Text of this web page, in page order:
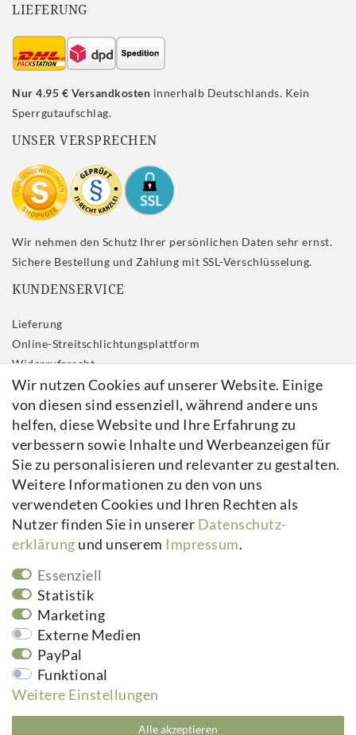
LIEFERUNG
Nur 4.95 € Versandkosten innerhalb Deutschlands. Kein
Sperrgutaufschlag.
UNSER VERSPRECHEN
Wir nehmen den Schutz Ihrer persönlichen Daten sehr ernst.
Sichere Bestellung und Zahlung mit SSL-Verschlüsselung.
KUNDENSERVICE
Lieferung
Online-Streitschlichtungsplattform
Widerrufs­recht
Impressum
Daten­schutz­erklärung
AGB
Kontakt
Vertrag widerrufen
Newsletter
E-MAIL **
Newsletter
Hiermit bestätige ich, dass ich die
Meine Einwilligung kann ich jederzeit widerrufen.**
Wir nutzen Cookies auf unserer Website. Einige
von diesen sind essenziell, während andere uns
helfen, diese Website und Ihre Erfahrung zu
verbessern sowie Inhalte und Werbeanzeigen für
Sie zu personalisieren und relevanter zu gestalten.
Weitere Informationen zu den von uns
verwendeten Cookies und Ihren Rechten als
Nutzer finden Sie in unserer Daten­schutz­
erklärung und unserem Impressum.
Essenziell
Statistik
Marketing
Externe Medien
PayPal
Funktional
Weitere Einstellungen
Alle akzeptieren